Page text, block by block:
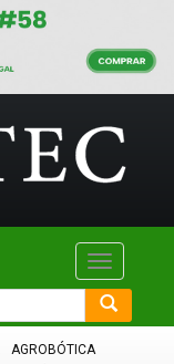
Toggle
AGROBÓTICA